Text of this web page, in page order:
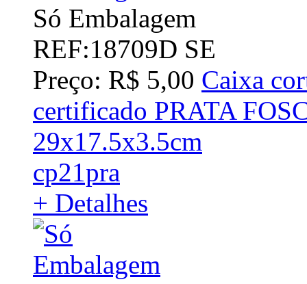
Só Embalagem
REF:18709D SE
Preço: R$ 5,00 Caixa
certificado PRATA
29x17.5x3.5cm
cp21pra
+ Detalhes